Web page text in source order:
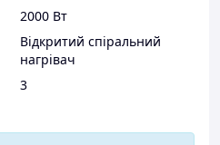
2000 Вт
Відкритий спіральний
нагрівач
3